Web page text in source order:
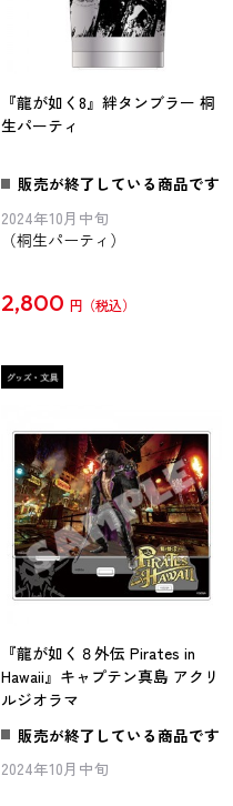
『龍が如く8』絆タンブラー 桐
生パーティ
販売が終了している商品です
2024年10月中旬
（桐生パーティ）
2,800 円
『龍が如く８外伝 Pirates in
Hawaii』キャプテン真島 アクリ
ルジオラマ
販売が終了している商品です
2024年10月中旬